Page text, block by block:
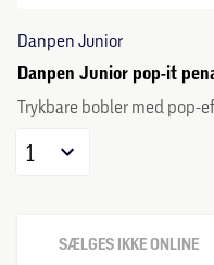
Danpen Junior
Danpen Junior pop-it
Trykbare bobler med pop-
1
SÆLGES IKKE ONLINE